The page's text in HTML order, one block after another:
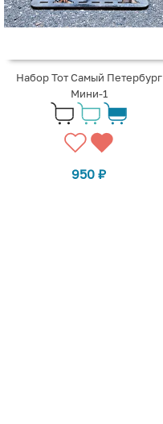
Набор Тот Самый Петербург
Мини-1
950 ₽